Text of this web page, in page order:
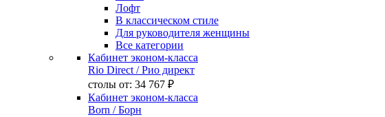
Лофт
В классическом стиле
Для руководителя женщины
Все категории
Кабинет эконом-класса
Rio Direct / Рио директ
столы от: 34 767 ₽
Кабинет эконом-класса
Born / Борн